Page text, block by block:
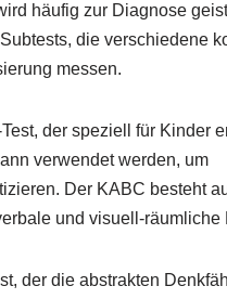
häufig zur Diagnose
die verschiedene
messen.
der speziell für Kinder
verwendet werden, um
Der KABC besteht
und visuell-räumliche
der die abstrakten